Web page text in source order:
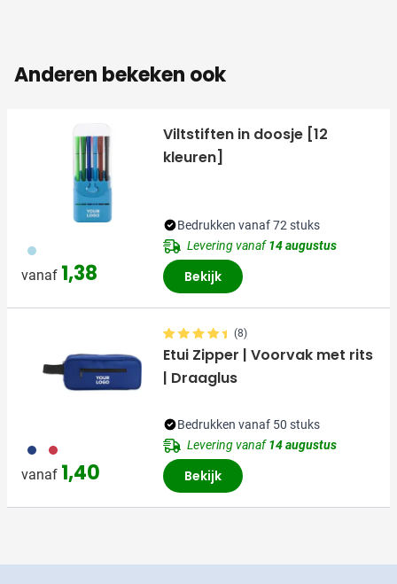
Anderen bekeken ook
018
vanaf 1,38
Viltstiften in doosje [12
kleuren]
Bedrukken vanaf 72 stuks
Levering vanaf14 augustus
Bekijk
023 008
vanaf 1,40
(8)
Etui Zipper | Voorvak met rits
| Draaglus
Bedrukken vanaf 50 stuks
Levering vanaf14 augustus
Bekijk